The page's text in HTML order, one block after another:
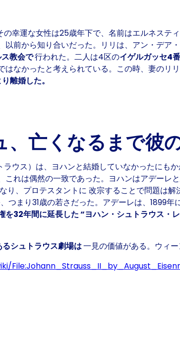
幸運な女性は25歳年下で、名前はエルネステ
前から知り合いだった。リリは、アン・デア
教会で行われた。二人は4区のイゲルガッセ4
なかったと考えられている。この時、妻のリ
離婚した。
亡くなるまで彼
ラウス）は、ヨハンと結婚していなかったにも
れは偶然の一致であった。ヨハンはアデーレ
なり、 プロテスタントに改宗することで問題は解
つまり31歳の若さだった。アデーレは、1899
を32年間に延長した“ヨハン・シュトラウス・
シュトラウス劇場は一見の価値がある。ウィ